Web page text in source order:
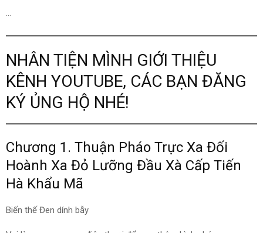
…
NHÂN TIỆN MÌNH GIỚI THIỆU
KÊNH YOUTUBE, CÁC BẠN ĐĂNG
KÝ ỦNG HỘ NHÉ!
Chương 1. Thuận Pháo Trực Xa Đối
Hoành Xa Đỏ Lưỡng Đầu Xà Cấp Tiến
Hà Khẩu Mã
Biến thế Đen dính bẫy